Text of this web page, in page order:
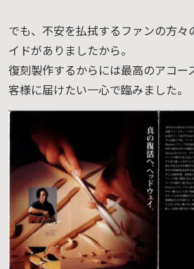
でも、不安を払拭するファンの方々
イドがありましたから。
復刻製作するからには最高のアコー
客様に届けたい一心で臨みました。